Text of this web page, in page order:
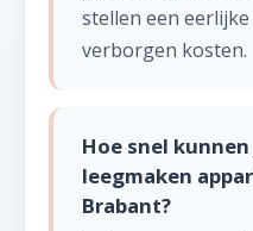
stellen een
verborgen kosten.
Hoe snel
leegmaken
Brabant?